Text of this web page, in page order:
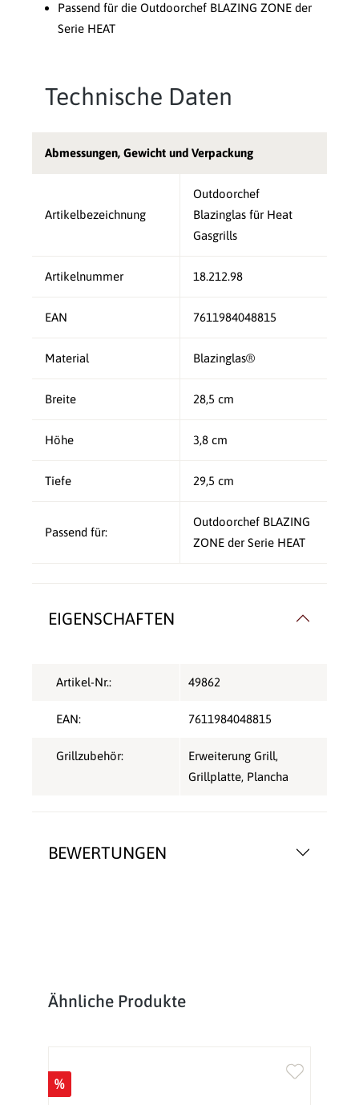
Passend für die Outdoorchef BLAZING ZONE der
Serie HEAT
Technische Daten
Abmessungen, Gewicht und Verpackung
Artikelbezeichnung
Outdoorchef
Blazinglas für Heat
Gasgrills
Artikelnummer 18.212.98
EAN 7611984048815
Material Blazinglas®
Breite 28,5 cm
Höhe 3,8 cm
Tiefe 29,5 cm
Passend für:
Outdoorchef BLAZING
ZONE der Serie HEAT
BEWERTUNGEN
EIGENSCHAFTEN
Artikel-Nr.: 49862
EAN: 7611984048815
Grillzubehör: Erweiterung Grill,
Grillplatte, Plancha
Produktgalerie überspringen
Ähnliche Produkte
%